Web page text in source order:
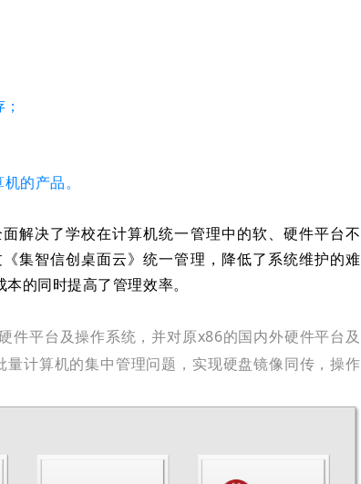
的产品。
解决了学校在计算机统一管理中的软、硬件平台不
集智信创桌面云》统一管理，降低了系统维护的难
的同时提高了管理效率。
件平台及操作系统，并对原x86的国内外硬件平台及
计算机的集中管理问题，实现硬盘镜像同传，操作